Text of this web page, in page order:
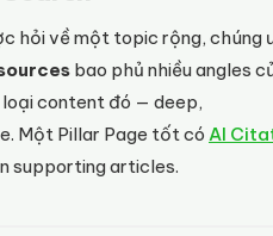
hỏi về một topic rộng, chúng
bao phủ nhiều angles
content đó — deep,
Một Pillar Page tốt có AI
supporting articles.